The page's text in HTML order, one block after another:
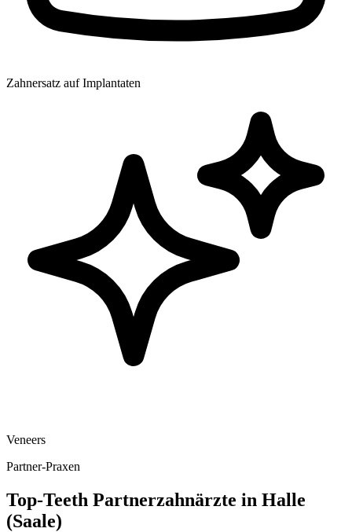
Zahnersatz auf Implantaten
Veneers
Partner-Praxen
Top-Teeth Partnerzahnärzte in Halle
(Saale)